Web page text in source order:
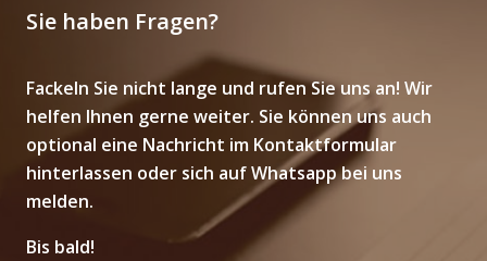
Sie haben Fragen?
Fackeln Sie nicht lange und rufen Sie uns an! Wir
helfen Ihnen gerne weiter. Sie können uns auch
optional eine Nachricht im Kontaktformular
hinterlassen oder sich auf Whatsapp bei uns
melden.
Bis bald!